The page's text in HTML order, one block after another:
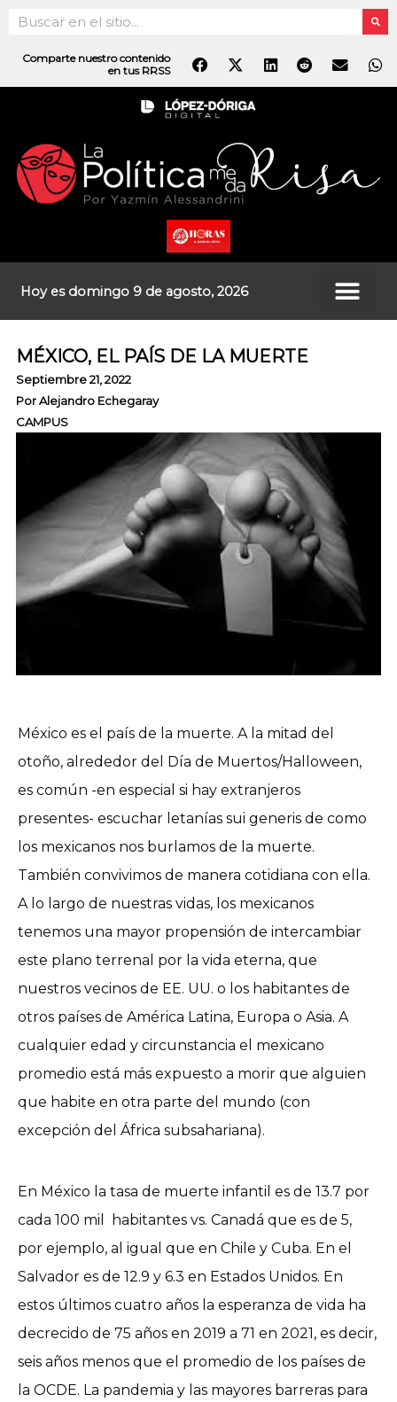
contenido
Search
Comparte nuestro contenido
en tus RRSS
Hoy es domingo 9 de agosto, 2026
MÉXICO, EL PAÍS DE LA MUERTE
Septiembre 21, 2022
PorAlejandro Echegaray
CAMPUS
México es el país de la muerte. A la mitad del
otoño, alrededor del Día de Muertos/Halloween,
es común -en especial si hay extranjeros
presentes- escuchar letanías sui generis de como
los mexicanos nos burlamos de la muerte.
También convivimos de manera cotidiana con ella.
A lo largo de nuestras vidas, los mexicanos
tenemos una mayor propensión de intercambiar
este plano terrenal por la vida eterna, que
nuestros vecinos de EE. UU. o los habitantes de
otros países de América Latina, Europa o Asia. A
cualquier edad y circunstancia el mexicano
promedio está más expuesto a morir que alguien
que habite en otra parte del mundo (con
excepción del África subsahariana).
En México la tasa de muerte infantil es de 13.7 por
cada 100 mil habitantes vs. Canadá que es de 5,
por ejemplo, al igual que en Chile y Cuba. En el
Salvador es de 12.9 y 6.3 en Estados Unidos. En
estos últimos cuatro años la esperanza de vida ha
decrecido de 75 años en 2019 a 71 en 2021, es decir,
seis años menos que el promedio de los países de
la OCDE. La pandemia y las mayores barreras para